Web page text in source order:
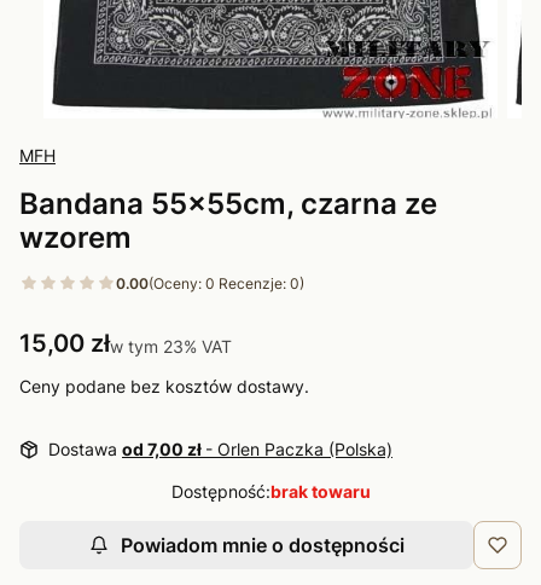
MFH
Bandana 55x55cm, czarna ze
wzorem
0.00(Oceny: 0 Recenzje: 0)
Cena
15,00 złw tym 23% VAT
w tym 23% VAT
Ceny podane bez kosztów dostawy.
Dostawa od 7,00 zł - Orlen Paczka (Polska)
Dostępność:brak towaru
Powiadom mnie o dostępności